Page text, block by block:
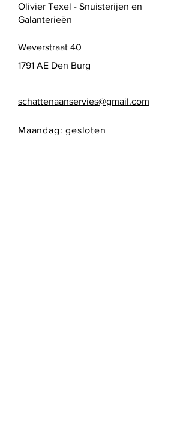
Olivier Texel - Snuisterijen en
Galanterieën
Weverstraat 40
1791 AE Den Burg
schattenaanservies@gmail.com
Maandag: gesloten